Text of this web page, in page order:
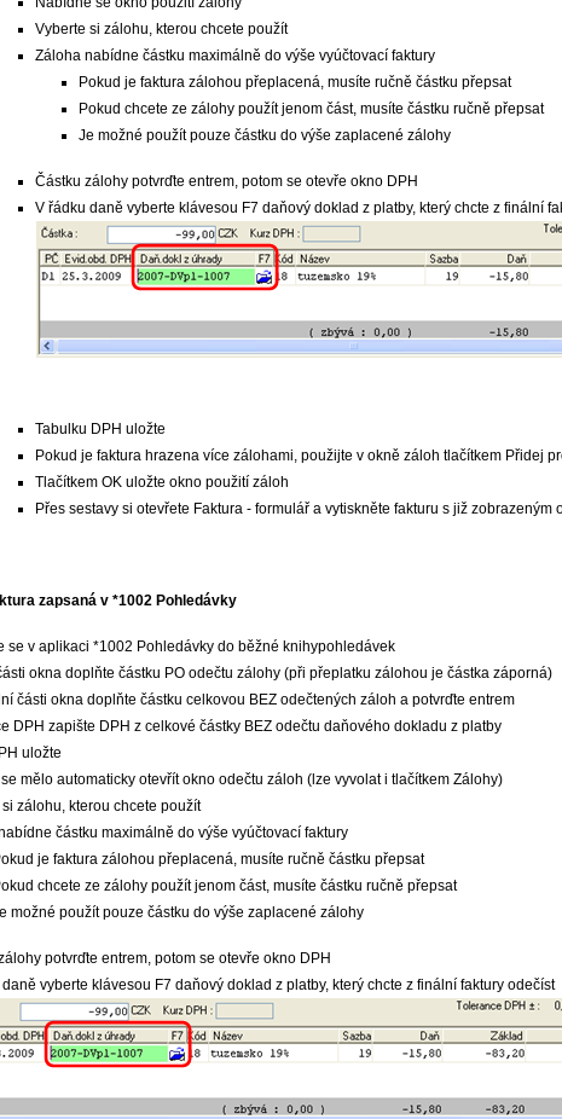
Vyberte si zálohu, kterou chcete použít
Záloha nabídne částku maximálně do výše vyúčtovací faktury
Pokud je faktura zálohou přeplacená, musíte ručně částku přepsat
Pokud chcete ze zálohy použít jenom část, musíte částku ručně přepsat
Je možné použít pouze částku do výše zaplacené zálohy
Částku zálohy potvrďte entrem, potom se otevře okno DPH
V řádku daně vyberte klávesou F7 daňový doklad z platby, který chcte z finální
Tabulku DPH uložte
Pokud je faktura hrazena více zálohami, použijte v okně záloh tlačítkem Přidej
Tlačítkem OK uložte okno použití záloh
Přes sestavy si otevřete Faktura - formulář a vytiskněte fakturu s již zobrazeným
zapsaná v *1002 Pohledávky
se v aplikaci *1002 Pohledávky do běžné knihypohledávek
okna doplňte částku PO odečtu zálohy (při přeplatku zálohou je částka záporná)
části okna doplňte částku celkovou BEZ odečtených záloh a potvrďte entrem
DPH zapište DPH z celkové částky BEZ odečtu daňového dokladu z platby
uložte
mělo automaticky otevřít okno odečtu záloh (lze vyvolat i tlačítkem Zálohy)
zálohu, kterou chcete použít
částku maximálně do výše vyúčtovací faktury
je faktura zálohou přeplacená, musíte ručně částku přepsat
chcete ze zálohy použít jenom část, musíte částku ručně přepsat
možné použít pouze částku do výše zaplacené zálohy
potvrďte entrem, potom se otevře okno DPH
vyberte klávesou F7 daňový doklad z platby, který chcte z finální faktury odečíst